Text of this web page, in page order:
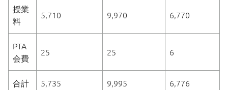
授業
料
5,710 9,970 6,770
PTA
会費
25 25 6
合計 5,735 9,995 6,776